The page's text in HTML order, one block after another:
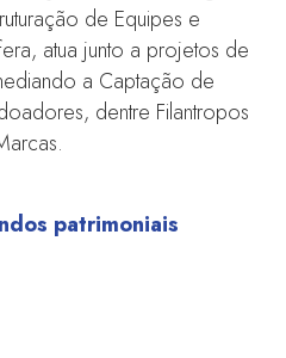
de Equipes e
atua junto a projetos de
a Captação de
dentre Filantropos
patrimoniais